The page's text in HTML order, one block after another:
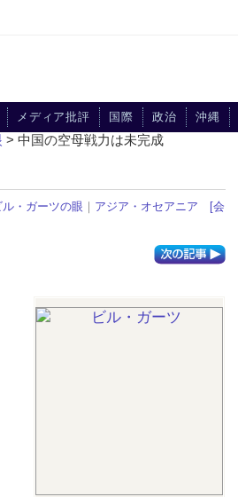
メディア批評 国際 政治 沖縄
> 中国の空母戦力は未完成
・ガーツの眼 ｜ アジア・オセアニア
[会